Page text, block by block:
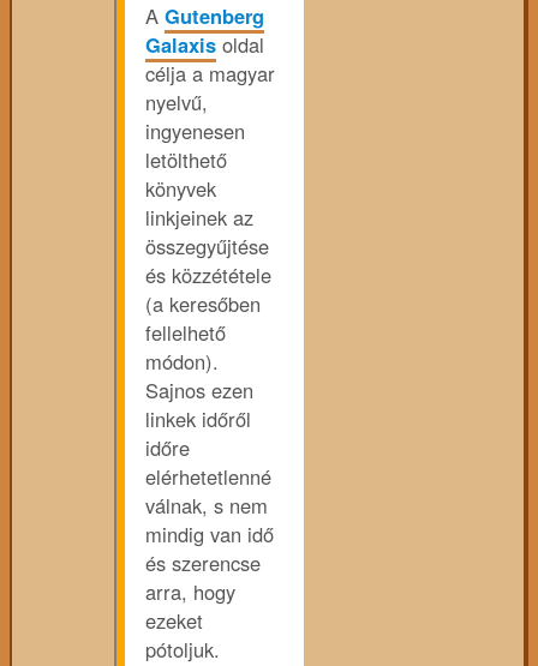
A Gutenberg
Galaxis oldal
célja a magyar
nyelvű,
ingyenesen
letölthető
könyvek
linkjeinek az
összegyűjtése
és közzététele
(a keresőben
fellelhető
módon).
Sajnos ezen
linkek időről
időre
elérhetetlenné
válnak, s nem
mindig van idő
és szerencse
arra, hogy
ezeket
pótoljuk.